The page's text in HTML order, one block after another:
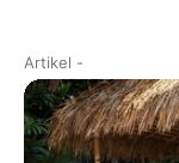
Artikel -